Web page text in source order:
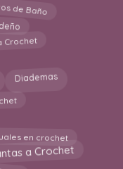
de Baño
Crochet
Diademas
en crochet
a Crochet